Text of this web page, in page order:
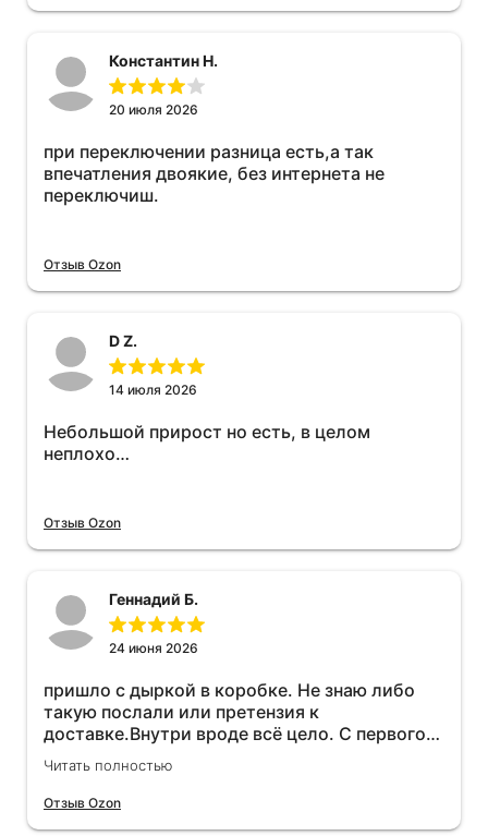
Константин Н.
20 июля 2026
при переключении разница есть,а так
впечатления двоякие, без интернета не
переключиш.
Отзыв Ozon
D Z.
14 июля 2026
Небольшой прирост но есть, в целом
неплохо…
Отзыв Ozon
Геннадий Б.
24 июня 2026
пришло с дыркой в коробке. Не знаю либо
такую послали или претензия к
доставке.Внутри вроде всё цело. С первого
раза установить не получается не знаю
может интернет дурит. Четыре звёзды за
упаковку с дыркой.Как опробую дополню
Читать полностью
Отзыв Ozon